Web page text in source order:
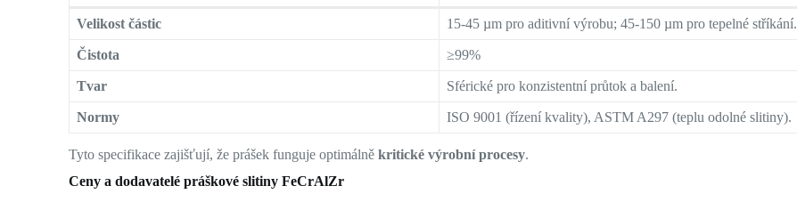
Velikost částic 15-45 µm pro aditivní výrobu; 45-150 µm pro tepelné stříkání.
Čistota ≥99%
Tvar Sférické pro konzistentní průtok a balení.
Normy ISO 9001 (řízení kvality), ASTM A297 (teplu odolné slitiny).
Tyto specifikace zajišťují, že prášek funguje optimálněkritické výrobní procesy.
Ceny a dodavatelé práškové slitiny FeCrAlZr